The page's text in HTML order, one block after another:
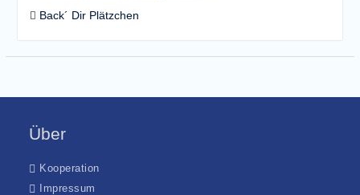
Back´ Dir Plätzchen
Über
Kooperation
Impressum